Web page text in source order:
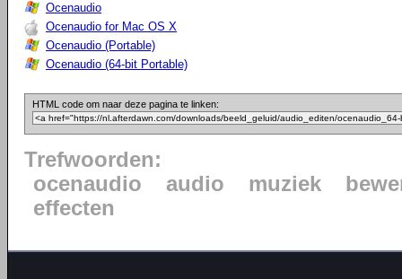
Ocenaudio
Ocenaudio for Mac OS X
Ocenaudio (Portable)
Ocenaudio (64-bit Portable)
HTML code om naar deze pagina te linken:
Trefwoorden:
ocenaudio
audio muziek
effecten